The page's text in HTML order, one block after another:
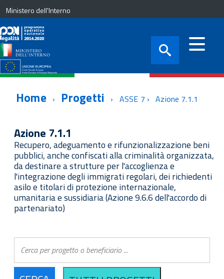
Ministero dell'Interno
Home Progetti ASSE 7 Azione 7.1.1
Azione 7.1.1
Recupero, adeguamento e rifunzionalizzazione beni
pubblici, anche confiscati alla criminalità organizzata,
da destinare a strutture per l'accoglienza e
l'integrazione degli immigrati regolari, dei richiedenti
asilo e titolari di protezione internazionale,
umanitaria e sussidiaria (Azione 9.6.6 dell'accordo di
partenariato)